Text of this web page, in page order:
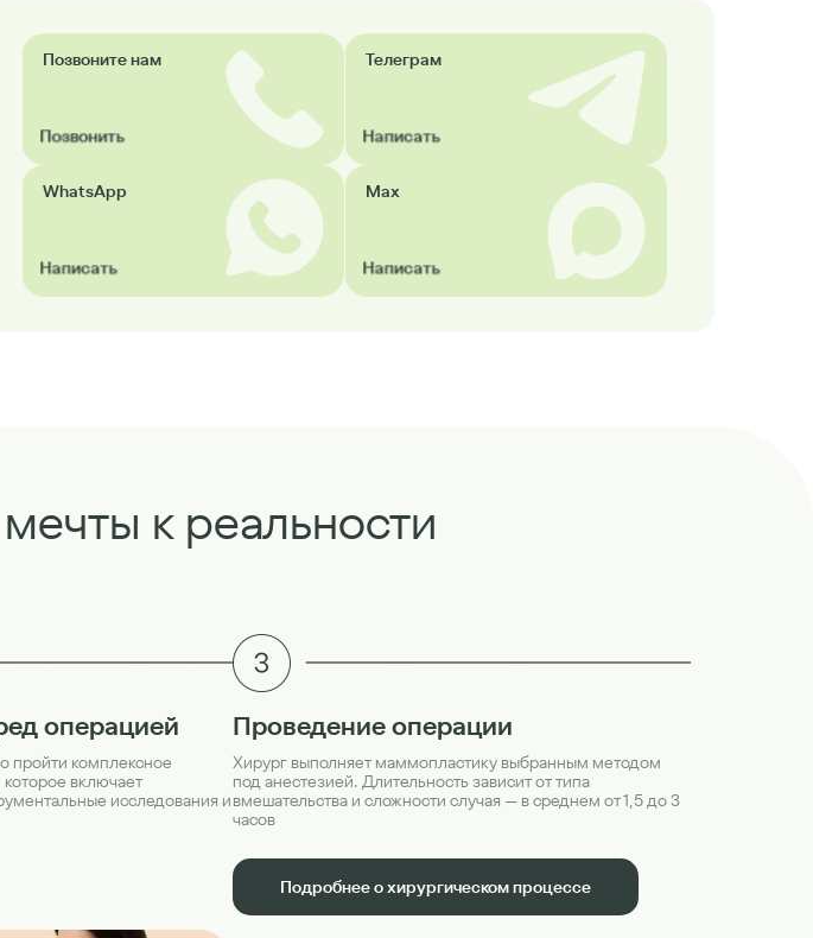
Позвоните нам
Позвонить
Телеграм
Написать
WhatsApp
Написать
Max
Написать
к реальности
операцией
пройти комплексное
включает
исследования и
Проведение операции
Хирург выполняет маммопластику выбранным методом
под анестезией. Длительность зависит от типа
вмешательства и сложности случая — в среднем от 1,5 до 3
часов
Подробнее о хирургическом процессе